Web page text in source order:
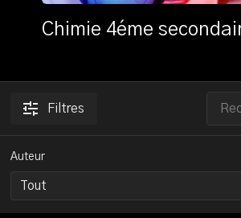
Chimie 4éme
Filtres
Auteur